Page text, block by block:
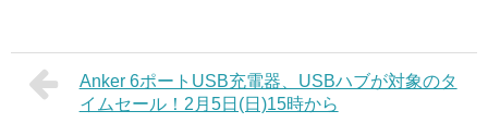
Anker 6ポートUSB充電器、USBハブが対象のタ
イムセール！2月5日(日)15時から